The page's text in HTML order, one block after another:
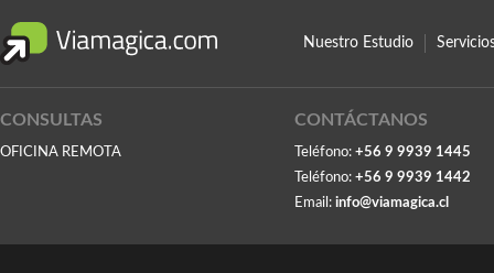
Nuestro Estudio
CONSULTAS
OFICINA REMOTA
CONTÁCTANOS
Teléfono: +56 9 9939 1445
Teléfono: +56 9 9939 1442
Email: info@viamagica.cl